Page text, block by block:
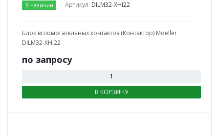
В наличии Артикул: DILM32-XHI22
Блок вспомогательных контактов (Контактор) Moeller
DILM32-XHI22
по запросу
В КОРЗИНУ